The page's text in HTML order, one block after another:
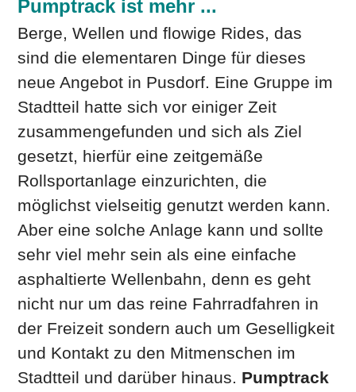
Pumptrack ist mehr ...
Berge, Wellen und flowige Rides, das
sind die elementaren Dinge für dieses
neue Angebot in Pusdorf. Eine Gruppe im
Stadtteil hatte sich vor einiger Zeit
zusammengefunden und sich als Ziel
gesetzt, hierfür eine zeitgemäße
Rollsportanlage einzurichten, die
möglichst vielseitig genutzt werden kann.
Aber eine solche Anlage kann und sollte
sehr viel mehr sein als eine einfache
asphaltierte Wellenbahn, denn es geht
nicht nur um das reine Fahrradfahren in
der Freizeit sondern auch um Geselligkeit
und Kontakt zu den Mitmenschen im
Stadtteil und darüber hinaus. Pumptrack